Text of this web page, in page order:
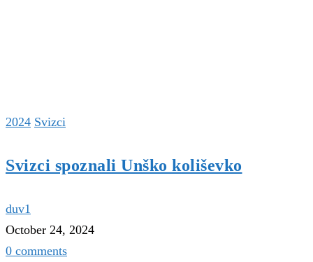
2024 Svizci
Svizci spoznali Unško koliševko
duv1
October 24, 2024
0 comments